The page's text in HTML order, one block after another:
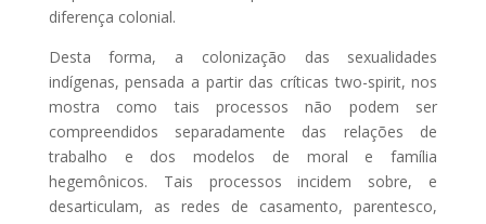
diferença colonial.
Desta forma, a colonização das sexualidades
indígenas, pensada a partir das críticas two-spirit, nos
mostra como tais processos não podem ser
compreendidos separadamente das relações de
trabalho e dos modelos de moral e família
hegemônicos. Tais processos incidem sobre, e
desarticulam, as redes de casamento, parentesco,